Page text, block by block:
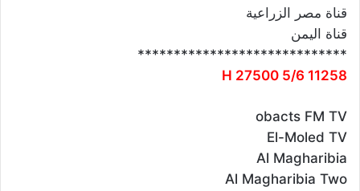
قناة مصر الزراعية
قناة اليمن
*****************************
11258 H 27500 5/6
obacts FM TV
El-Moled TV
Al Magharibia
Al Magharibia Two